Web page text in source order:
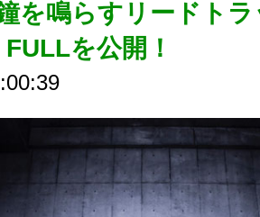
を鳴らすリードト
を公開！